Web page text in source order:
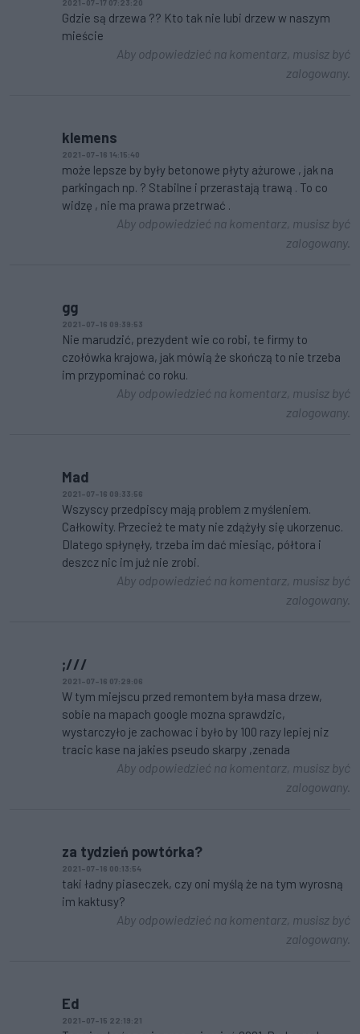
2021-07-17 07:23:20
Gdzie są drzewa ?? Kto tak nie lubi drzew w naszym
mieście
Aby odpowiedzieć na komentarz, musisz być
zalogowany.
klemens
2021-07-16 14:15:40
może lepsze by były betonowe płyty ażurowe , jak na
parkingach np. ? Stabilne i przerastają trawą . To co
widzę , nie ma prawa przetrwać .
Aby odpowiedzieć na komentarz, musisz być
zalogowany.
gg
2021-07-16 09:39:53
Nie marudzić, prezydent wie co robi, te firmy to
czołówka krajowa, jak mówią że skończą to nie trzeba
im przypominać co roku.
Aby odpowiedzieć na komentarz, musisz być
zalogowany.
Mad
2021-07-16 09:33:56
Wszyscy przedpiscy mają problem z myśleniem.
Całkowity. Przecież te maty nie zdążyły się ukorzenuc.
Dlatego spłynęły, trzeba im dać miesiąc, półtora i
deszcz nic im już nie zrobi.
Aby odpowiedzieć na komentarz, musisz być
zalogowany.
;///
2021-07-16 07:29:06
W tym miejscu przed remontem była masa drzew,
sobie na mapach google mozna sprawdzic,
wystarczyło je zachowac i było by 100 razy lepiej niz
tracic kase na jakies pseudo skarpy ,zenada
Aby odpowiedzieć na komentarz, musisz być
zalogowany.
za tydzień powtórka?
2021-07-16 00:13:54
taki ładny piaseczek, czy oni myślą że na tym wyrosną
im kaktusy?
Aby odpowiedzieć na komentarz, musisz być
zalogowany.
Ed
2021-07-15 22:19:21